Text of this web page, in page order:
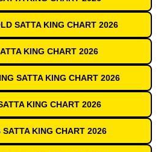
SATTA KING CHART 2026
KING CHART 2026
SATTA KING CHART 2026
KING CHART 2026
KING CHART 2026